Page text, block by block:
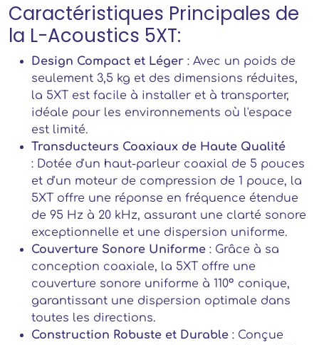
Caractéristiques Principales de
la L-Acoustics 5XT:
Design Compact et Léger : Avec un poids de
seulement 3,5 kg et des dimensions réduites,
la 5XT est facile à installer et à transporter,
idéale pour les environnements où l'espace
est limité.
Transducteurs Coaxiaux de Haute Qualité
: Dotée d'un haut-parleur coaxial de 5 pouces
et d'un moteur de compression de 1 pouce, la
5XT offre une réponse en fréquence étendue
de 95 Hz à 20 kHz, assurant une clarté sonore
exceptionnelle et une dispersion uniforme.
Couverture Sonore Uniforme : Grâce à sa
conception coaxiale, la 5XT offre une
couverture sonore uniforme à 110° conique,
garantissant une dispersion optimale dans
toutes les directions.
Construction Robuste et Durable : Conçue